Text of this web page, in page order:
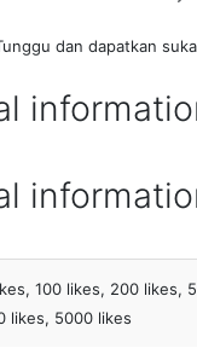
dan dapatkan
100 likes, 200 likes,
likes, 5000 likes